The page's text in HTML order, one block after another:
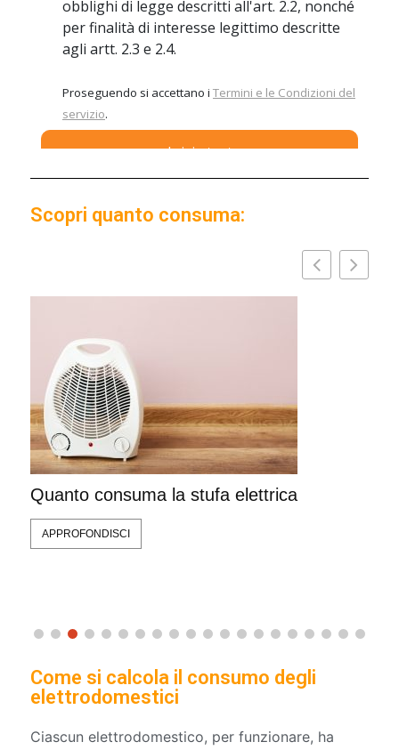
Scopri quanto consuma:
Quanto consuma la friggitrice ad aria
APPROFONDISCI
Come si calcola il consumo degli
elettrodomestici
Ciascun elettrodomestico, per funzionare, ha